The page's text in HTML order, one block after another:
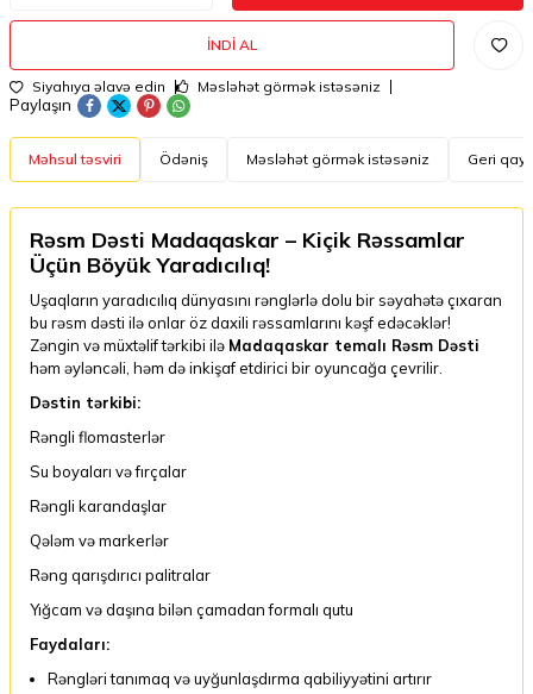
İNDI AL
Siyahıya əlavə edin Məsləhət görmək istəsəniz
Paylaşın
Məhsul təsviri Ödəniş Məsləhət görmək istəsəniz Geri
Rəsm Dəsti Madaqaskar – Kiçik Rəssamlar
Üçün Böyük Yaradıcılıq!
Uşaqların yaradıcılıq dünyasını rənglərlə dolu bir səyahətə çıxaran
bu rəsm dəsti ilə onlar öz daxili rəssamlarını kəşf edəcəklər!
Zəngin və müxtəlif tərkibi ilə Madaqaskar temalı Rəsm Dəsti
həm əyləncəli, həm də inkişaf etdirici bir oyuncağa çevrilir.
Dəstin tərkibi:
Rəngli flomasterlər
Su boyaları və fırçalar
Rəngli karandaşlar
Qələm və markerlər
Rəng qarışdırıcı palitralar
Yığcam və daşına bilən çamadan formalı qutu
Faydaları:
Rəngləri tanımaq və uyğunlaşdırma qabiliyyətini artırır